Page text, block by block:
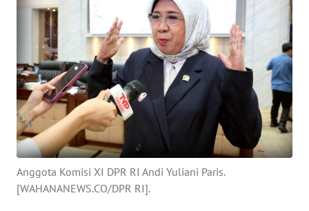
Anggota Komisi XI DPR RI Andi Yuliani Paris.
[WAHANANEWS.CO/DPR RI].
KESEHATAN
INTERNASIONAL
SERBA-SERBI
PENDIDIKAN
OLAHRAGA